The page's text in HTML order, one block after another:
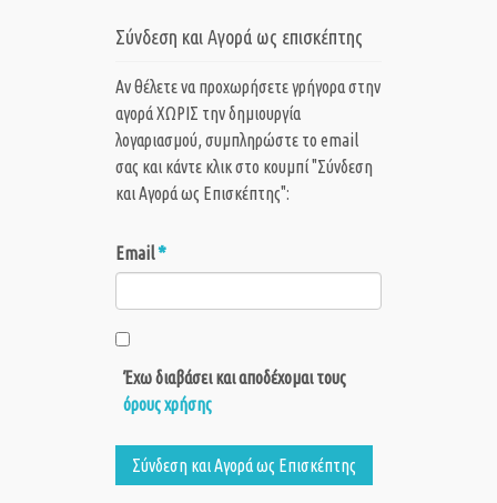
Σύνδεση και Αγορά ως επισκέπτης
Αν θέλετε να προχωρήσετε γρήγορα στην
αγορά ΧΩΡΙΣ την δημιουργία
λογαριασμού, συμπληρώστε το email
σας και κάντε κλικ στο κουμπί "Σύνδεση
και Αγορά ως Eπισκέπτης":
Email*
Έχω διαβάσει και αποδέχομαι τους
όρους χρήσης
Σύνδεση και Αγορά ως Eπισκέπτης